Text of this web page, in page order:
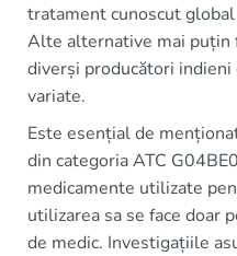
tratament cunoscut
Alte alternative mai puțin
diverși producători
variate.
Este esențial de
din categoria ATC
medicamente utilizate
utilizarea sa se face doar
de medic. Investigațiile